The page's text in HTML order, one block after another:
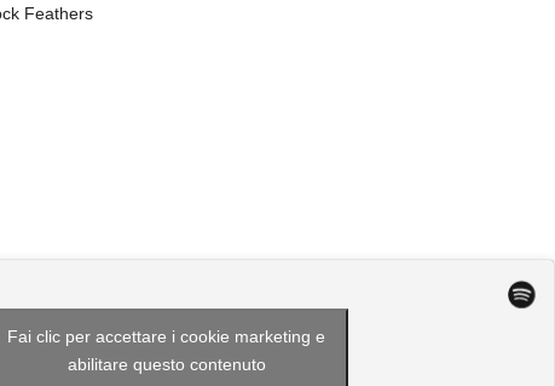
Feathers
Fai clic per accettare i cookie marketing e
abilitare questo contenuto